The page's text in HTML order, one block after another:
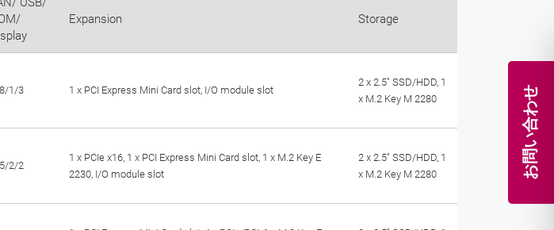
お問い合わせ
Expansion Storage
1/3 1 x PCI Express Mini Card slot, I/O module slot
2 x 2.5" SSD/HDD, 1
x M.2 Key M 2280
2/2
1 x PCIe x16, 1 x PCI Express Mini Card slot, 1 x M.2 Key E
2230, I/O module slot
2 x 2.5" SSD/HDD, 1
x M.2 Key M 2280